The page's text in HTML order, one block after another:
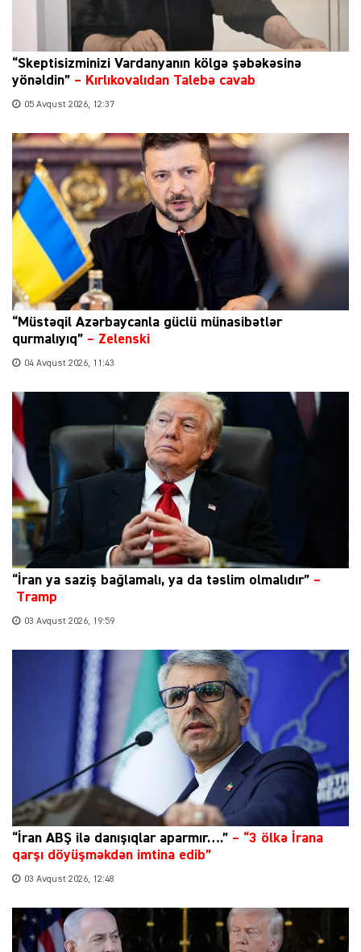
“Skeptisizminizi Vardanyanın kölgə şəbəkəsinə
yönəldin” – Kırlıkovalıdan Talebə cavab
05 Avqust 2026, 12:37
“Müstəqil Azərbaycanla güclü münasibətlər
qurmalıyıq” – Zelenski
04 Avqust 2026, 11:43
“İran ya saziş bağlamalı, ya da təslim olmalıdır” –
Tramp
03 Avqust 2026, 19:59
“İran ABŞ ilə danışıqlar aparmır….” – “3 ölkə İrana
qarşı döyüşməkdən imtina edib”
03 Avqust 2026, 12:48